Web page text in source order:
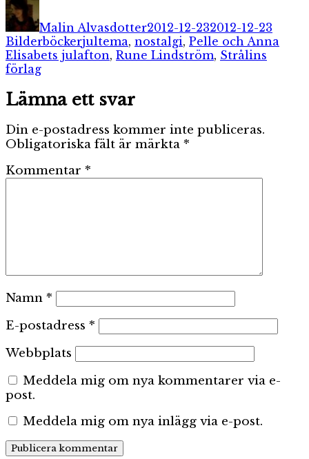
Författare
Malin Alvasdotter2012-12-232012-12-23
BilderböckerEtiketter
jultema, nostalgi, Pelle och Anna
Elisabets julafton, Rune Lindström, Strålins
förlag
Lämna ett svar
Din e-postadress kommer inte publiceras.
Obligatoriska fält är märkta *
Kommentar *
Namn *
E-postadress *
Webbplats
Meddela mig om nya kommentarer via e-
post.
Meddela mig om nya inlägg via e-post.